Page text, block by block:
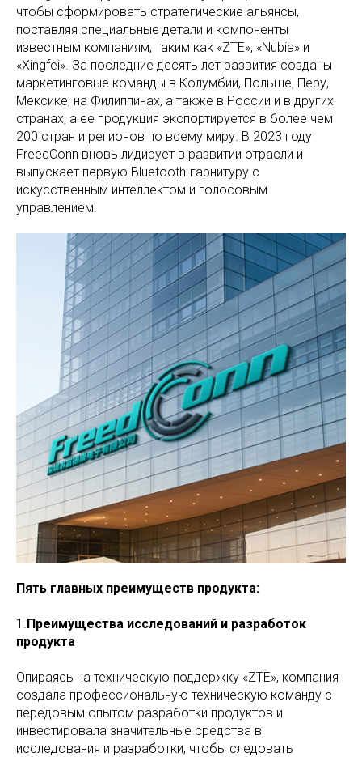
чтобы сформировать стратегические альянсы,
поставляя специальные детали и компоненты
известным компаниям, таким как «ZTE», «Nubia» и
«Xingfei». За последние десять лет развития созданы
маркетинговые команды в Колумбии, Польше, Перу,
Мексике, на Филиппинах, а также в России и в других
странах, а ее продукция экспортируется в более чем
200 стран и регионов по всему миру. В 2023 году
FreedConn вновь лидирует в развитии отрасли и
выпускает первую Bluetooth-гарнитуру с
искусственным интеллектом и голосовым
управлением.
Пять главных преимуществ продукта:
1. Преимущества исследований и разработок
продукта
Опираясь на техническую поддержку «ZTE», компания
создала профессиональную техническую команду с
передовым опытом разработки продуктов и
инвестировала значительные средства в
исследования и разработки, чтобы следовать